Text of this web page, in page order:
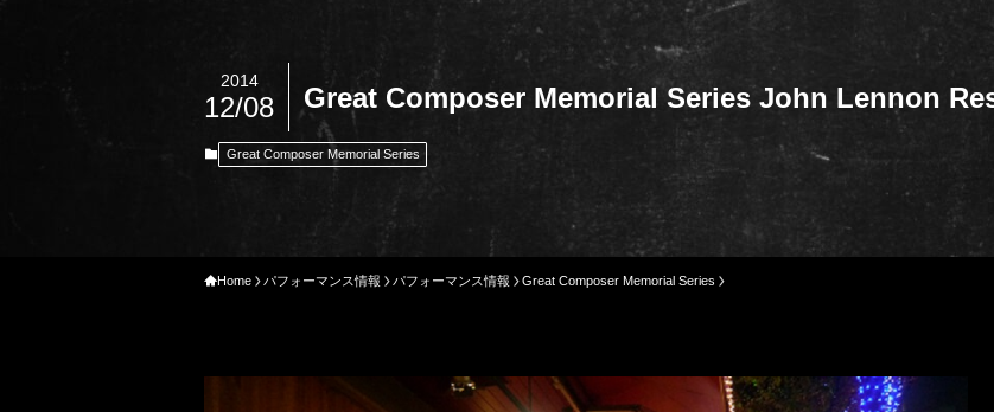
Great Composer Memorial Series John Lennon
2014
12/08
Great Composer Memorial Series
Home パフォーマンス情報 パフォーマンス情報 Great Composer Memorial Series